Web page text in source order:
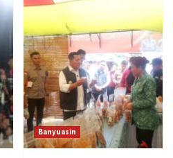
Banyuasin